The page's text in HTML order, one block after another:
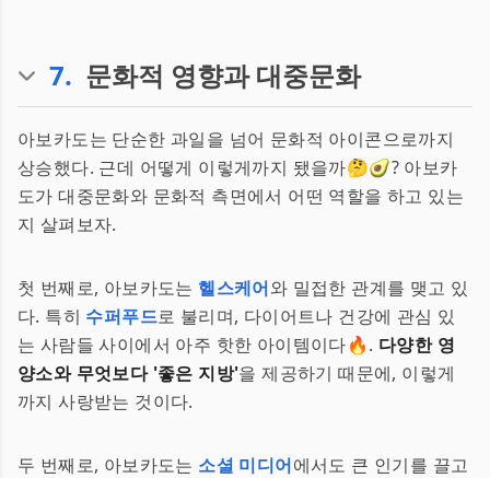
7. 문화적 영향과 대중문화
아보카도는 단순한 과일을 넘어 문화적 아이콘으로까지
상승했다. 근데 어떻게 이렇게까지 됐을까🤔🥑? 아보카
도가 대중문화와 문화적 측면에서 어떤 역할을 하고 있는
지 살펴보자.
첫 번째로, 아보카도는 헬스케어와 밀접한 관계를 맺고 있
다. 특히 수퍼푸드로 불리며, 다이어트나 건강에 관심 있
는 사람들 사이에서 아주 핫한 아이템이다🔥. 다양한 영
양소와 무엇보다 '좋은 지방'을 제공하기 때문에, 이렇게
까지 사랑받는 것이다.
두 번째로, 아보카도는 소셜 미디어에서도 큰 인기를 끌고